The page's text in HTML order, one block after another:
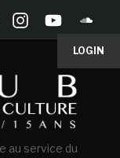
LOGIN
au service du